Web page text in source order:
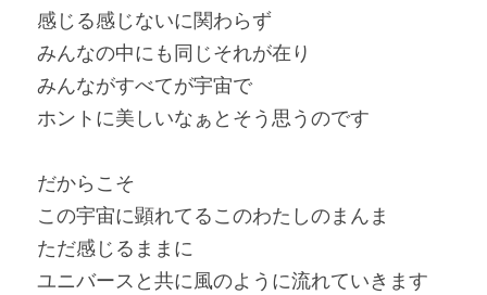
感じる感じないに関わらず
みんなの中にも同じそれが在り
みんながすべてが宇宙で
ホントに美しいなぁとそう思うのです
だからこそ
この宇宙に顕れてるこのわたしのまんま
ただ感じるままに
ユニバースと共に風のように流れていきます